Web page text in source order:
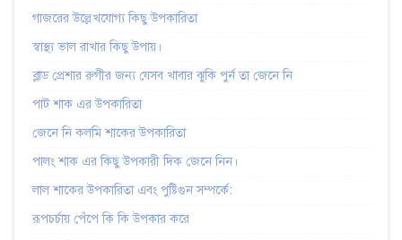
গাজরের উল্লেখযোগ্য কিছু উপকারিতা
স্বাস্থ্য ভাল রাখার কিছু উপায়।
ব্লাড প্রেশার রুগীর জন্য যেসব খাবার ঝুকি পুর্ন তা জেনে নি
পাট শাক এর উপকারিতা
জেনে নি কলমি শাকের উপকারিতা
পালং শাক এর কিছু উপকারী দিক জেনে নিন।
লাল শাকের উপকারিতা এবং পুষ্টিগুন সম্পর্কে:
রূপচর্চায় পেঁপে কি কি উপকার করে